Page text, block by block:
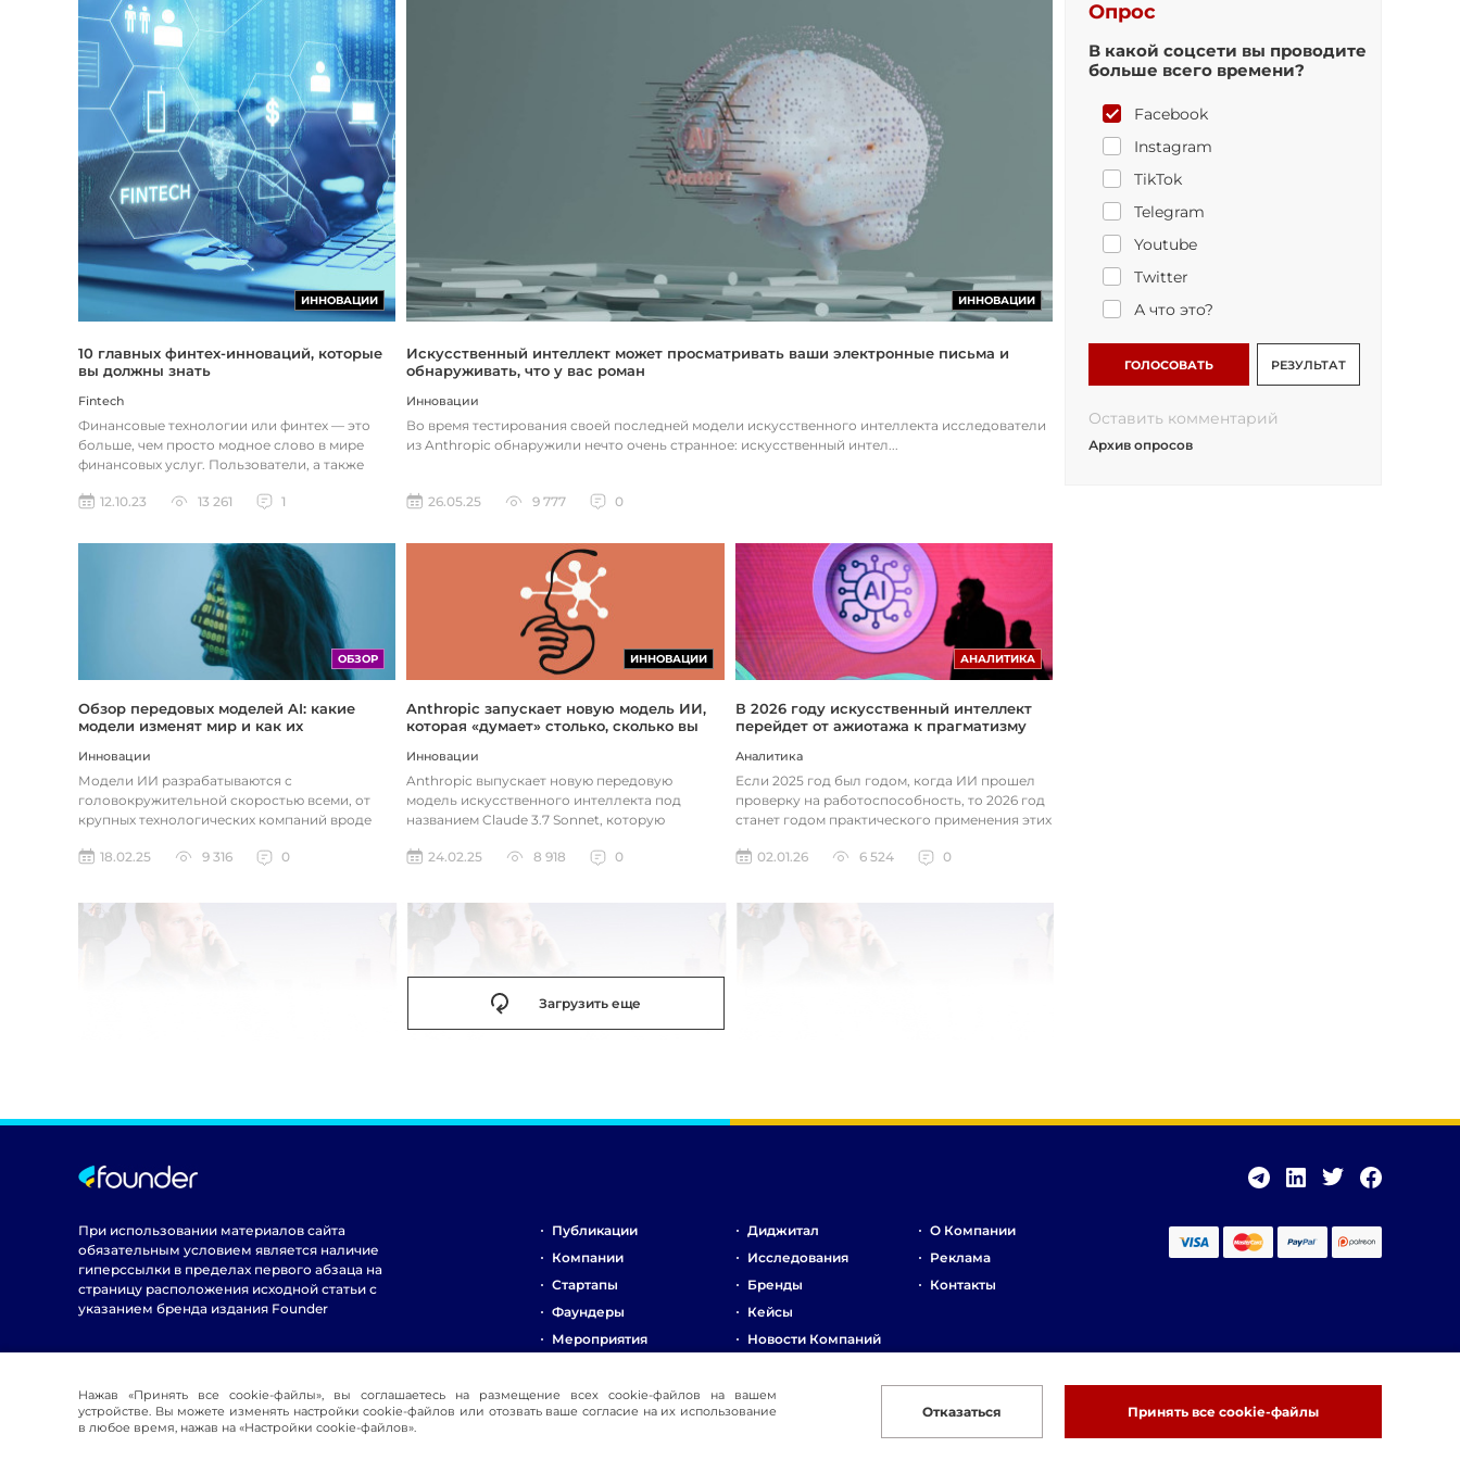
ИННОВАЦИИ
10 главных финтех-инноваций, которые
вы должны знать
Fintech
Финансовые технологии или финтех — это
больше, чем просто модное слово в мире
финансовых услуг. Пользователи, а также
12.10.23
13 261 1
ИННОВАЦИИ
Искусственный интеллект может просматривать ваши электронные письма и
обнаруживать, что у вас роман
Инновации
Во время тестирования своей последней модели искусственного интеллекта исследователи
из Anthropic обнаружили нечто очень странное: искусственный интел...
26.05.25 9 777 0
ОБЗОР
Обзор передовых моделей AI: какие
модели изменят мир и как их
Инновации
Модели ИИ разрабатываются с
головокружительной скоростью всеми, от
крупных технологических компаний вроде
Anthropic...
18.02.25 9 316 0
ИННОВАЦИИ
Anthropic запускает новую модель ИИ,
которая «думает» столько, сколько вы
Инновации
Anthropic выпускает новую передовую
модель искусственного интеллекта под
названием Claude 3.7 Sonnet, которую
24.02.25
8 918 0
АНАЛИТИКА
В 2026 году искусственный интеллект
перейдет от ажиотажа к прагматизму
Аналитика
Если 2025 год был годом, когда ИИ прошел
проверку на работоспособность, то 2026 год
станет годом практического применения этих
02.01.26
6 524 0
Загрузить еще
Опрос
В какой соцсети вы проводите
больше всего времени?
Facebook
Instagram
TikTok
Telegram
Youtube
Twitter
А что это?
ГОЛОСОВАТЬ РЕЗУЛЬТАТ
Оставить комментарий
Архив опросов
При использовании материалов сайта
обязательным условием является наличие
гиперссылки в пределах первого абзаца на
страницу расположения исходной статьи с
указанием бренда издания Founder
Публикации
Компании
Стартапы
Фаундеры
Мероприятия
Диджитал
Исследования
Бренды
Кейсы
Новости Компаний
Стартапы
О Компании
Реклама
Контакты
© 2016-2026 Founder
Нажав «Принять все cookie-файлы», вы соглашаетесь на размещение всех cookie-файлов на вашем
устройстве. Вы можете изменять настройки cookie-файлов или отозвать ваше согласие на их использование
в любое время, нажав на «Настройки cookie-файлов».
Отказаться Принять все cookie-файлы